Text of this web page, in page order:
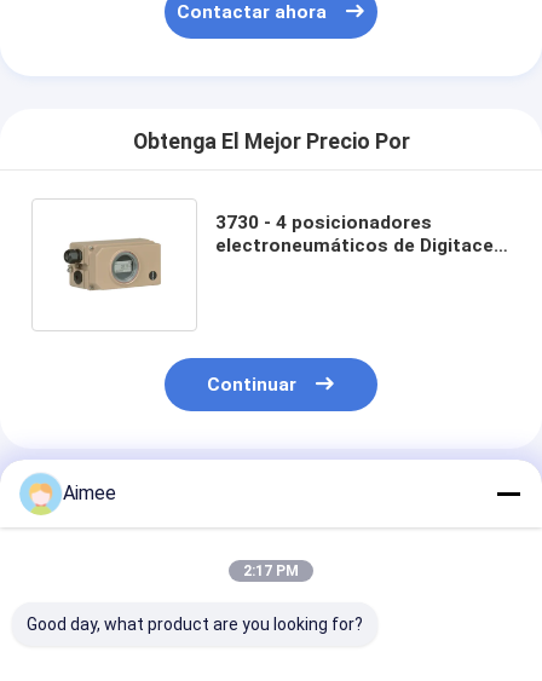
Contactar ahora
Obtenga El Mejor Precio Por
3730 - 4 posicionadores
electroneumáticos de Digitaces
Continuar
Productos Recomendados
Aimee
2:17 PM
Good day, what product are you looking for?